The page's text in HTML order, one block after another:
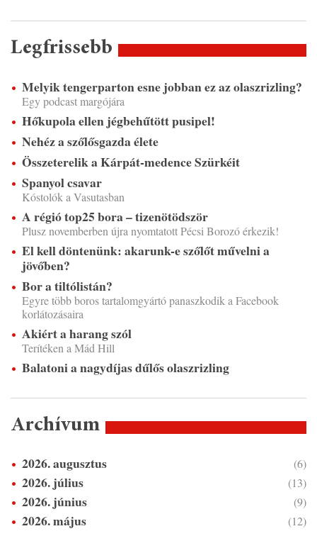
Legfrissebb
Melyik tengerparton esne jobban ez az olaszrizling?
Egy podcast margójára
Hőkupola ellen jégbehűtött pusipel!
Nehéz a szőlősgazda élete
Összeterelik a Kárpát-medence Szürkéit
Spanyol csavar
Kóstolók a Vasutasban
A régió top25 bora – tizenötödször
Plusz novemberben újra nyomtatott Pécsi Borozó érkezik!
El kell döntenünk: akarunk-e szőlőt művelni a
jövőben?
Bor a tiltólistán?
Egyre több boros tartalomgyártó panaszkodik a Facebook
korlátozásaira
Akiért a harang szól
Terítéken a Mád Hill
Balatoni a nagydíjas dűlős olaszrizling
Archívum
2026. augusztus (6)
2026. július (13)
2026. június (9)
2026. május (12)